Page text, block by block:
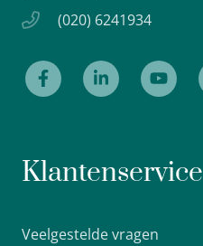
(020) 6241934
Klantenservice
Veelgestelde vragen